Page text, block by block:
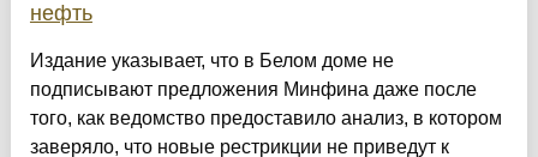
нефть
Издание указывает, что в Белом доме не
подписывают предложения Минфина даже после
того, как ведомство предоставило анализ, в котором
заверяло, что новые рестрикции не приведут к